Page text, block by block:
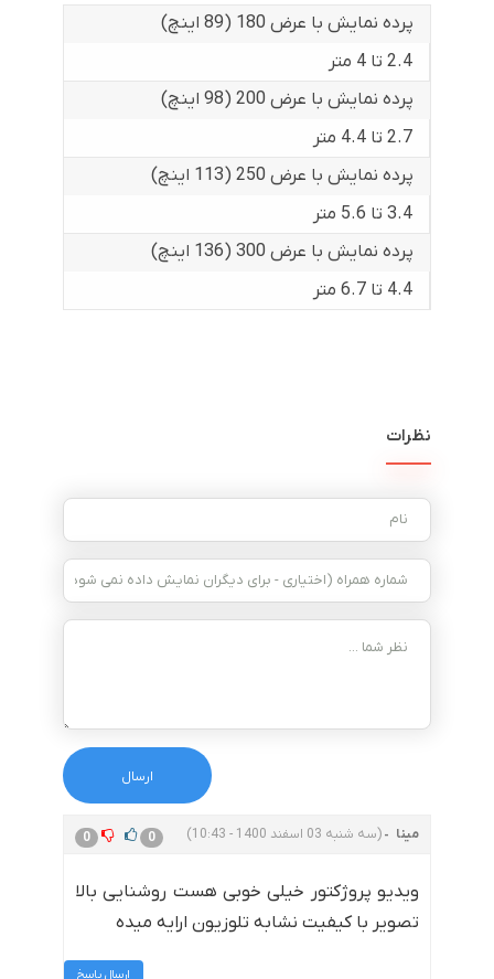
پرده نمایش با عرض 180 (89 اینچ)
2.4 تا 4 متر
پرده نمایش با عرض 200 (98 اینچ)
2.7 تا 4.4 متر
پرده نمایش با عرض 250 (113 اینچ)
3.4 تا 5.6 متر
پرده نمایش با عرض 300 (136 اینچ)
4.4 تا 6.7 متر
نظرات
مینا (سه شنبه 03 اسفند 1400 - 10:43) 0 0
ویدیو پروژکتور خیلی خوبی هست روشنایی بالا
تصویر با کیفیت نشابه تلوزیون ارایه میده
ارسال پاسخ